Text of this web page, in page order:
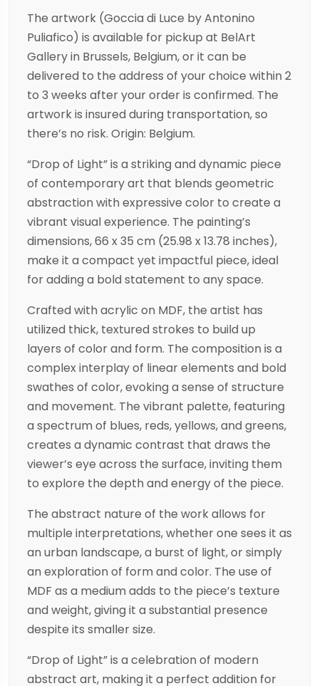
The artwork (Goccia di Luce by Antonino
Puliafico) is available for pickup at BelArt
Gallery in Brussels, Belgium, or it can be
delivered to the address of your choice within 2
to 3 weeks after your order is confirmed. The
artwork is insured during transportation, so
there’s no risk. Origin: Belgium.
“Drop of Light” is a striking and dynamic piece
of contemporary art that blends geometric
abstraction with expressive color to create a
vibrant visual experience. The painting’s
dimensions, 66 x 35 cm (25.98 x 13.78 inches),
make it a compact yet impactful piece, ideal
for adding a bold statement to any space.
Crafted with acrylic on MDF, the artist has
utilized thick, textured strokes to build up
layers of color and form. The composition is a
complex interplay of linear elements and bold
swathes of color, evoking a sense of structure
and movement. The vibrant palette, featuring
a spectrum of blues, reds, yellows, and greens,
creates a dynamic contrast that draws the
viewer’s eye across the surface, inviting them
to explore the depth and energy of the piece.
The abstract nature of the work allows for
multiple interpretations, whether one sees it as
an urban landscape, a burst of light, or simply
an exploration of form and color. The use of
MDF as a medium adds to the piece’s texture
and weight, giving it a substantial presence
despite its smaller size.
“Drop of Light” is a celebration of modern
abstract art, making it a perfect addition for